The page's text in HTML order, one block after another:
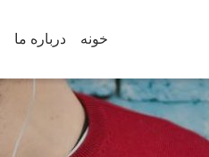
خونه درباره ما